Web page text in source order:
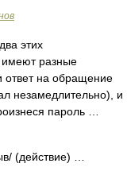
этих
имеют разные
ответ на обращение
незамедлительно), и
пароль …
(действие) …